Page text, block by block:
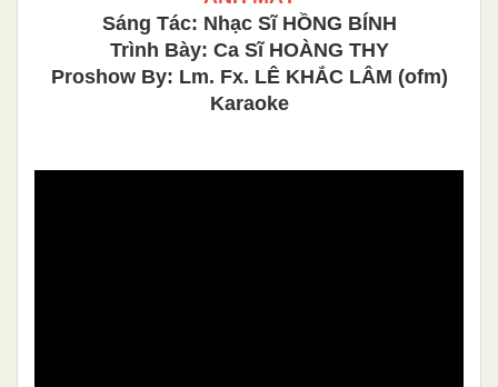
Sáng Tác: Nhạc Sĩ HỒNG BÍNH
Trình Bày: Ca Sĩ HOÀNG THY
Proshow By: Lm. Fx. LÊ KHẮC LÂM (ofm)
Karaoke